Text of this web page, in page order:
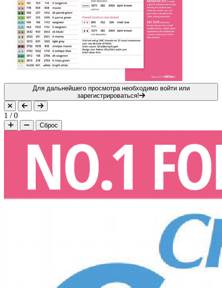
Для дальнейшего просмотра необходимо войти или
зарегистрироваться!
1 /0
Сброс